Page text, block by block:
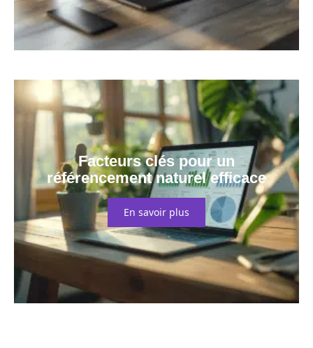
Facteurs clés pour un
référencement naturel efficace
En savoir plus